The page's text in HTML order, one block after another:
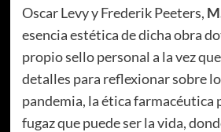
Oscar Levy y Frederik Peeters,
esencia estética de dicha obra
propio sello personal a la vez
detalles para reflexionar sobre
pandemia, la ética farmacéutica
fugaz que puede ser la vida,